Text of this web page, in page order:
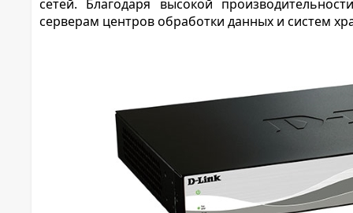
сетей. Благодаря высокой
серверам центров обработки данных и систем